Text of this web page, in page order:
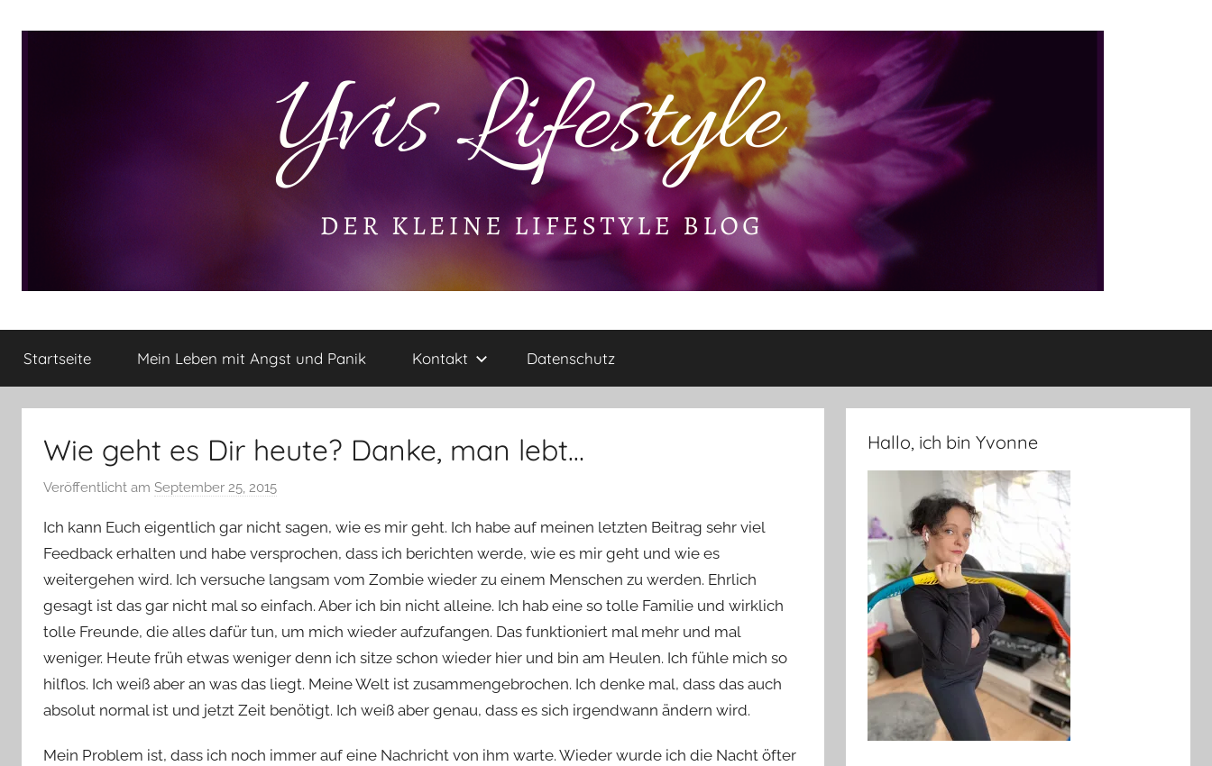
Yvis
Lifestyle
kleine
Lifestyle
Rezensionen,
vieles
mehr
Startseite Mein Leben mit Angst und Panik Kontakt Datenschutz
Wie geht es Dir heute? Danke, man lebt…
Veröffentlicht am September 25, 2015
n
Y
v
o
n
n
Ich kann Euch eigentlich gar nicht sagen, wie es mir geht. Ich habe auf meinen letzten Beitrag sehr viel
Feedback erhalten und habe versprochen, dass ich berichten werde, wie es mir geht und wie es
weitergehen wird. Ich versuche langsam vom Zombie wieder zu einem Menschen zu werden. Ehrlich
gesagt ist das gar nicht mal so einfach. Aber ich bin nicht alleine. Ich hab eine so tolle Familie und wirklich
tolle Freunde, die alles dafür tun, um mich wieder aufzufangen. Das funktioniert mal mehr und mal
weniger. Heute früh etwas weniger denn ich sitze schon wieder hier und bin am Heulen. Ich fühle mich so
hilflos. Ich weiß aber an was das liegt. Meine Welt ist zusammengebrochen. Ich denke mal, dass das auch
absolut normal ist und jetzt Zeit benötigt. Ich weiß aber genau, dass es sich irgendwann ändern wird.
Mein Problem ist, dass ich noch immer auf eine Nachricht von ihm warte. Wieder wurde ich die Nacht öfter
Hallo, ich bin Yvonne